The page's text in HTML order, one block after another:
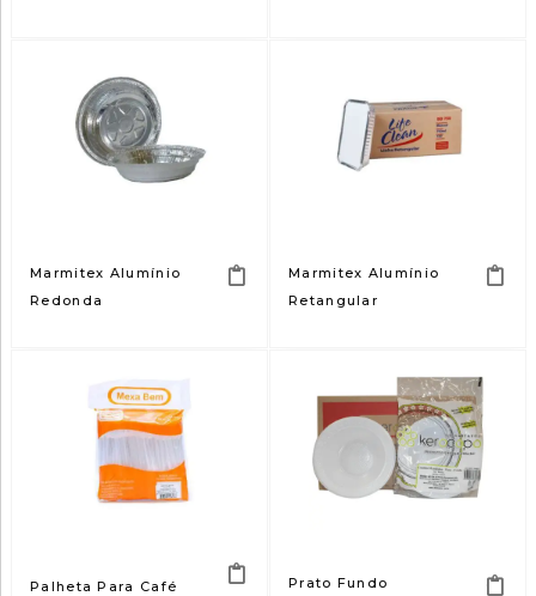
Marmitex Alumínio
Redonda
Marmitex Alumínio
Retangular
Palheta Para Café
Prato Fundo